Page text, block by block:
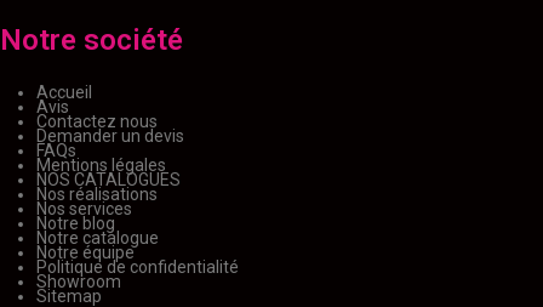
Notre société
Accueil
Avis
Contactez nous
Demander un devis
FAQs
Mentions légales
NOS CATALOGUES
Nos réalisations
Nos services
Notre blog
Notre catalogue
Notre équipe
Politique de confidentialité
Showroom
Sitemap